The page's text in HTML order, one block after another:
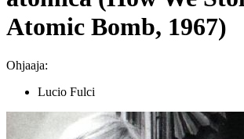
Atomic Bomb, 1967)
Ohjaaja:
Lucio Fulci